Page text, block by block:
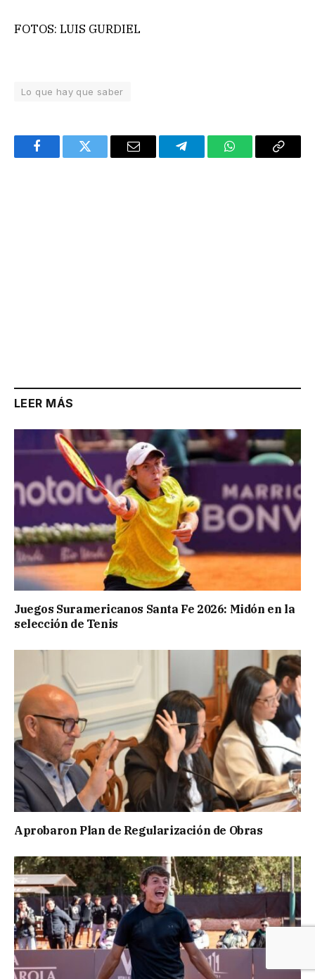
FOTOS: LUIS GURDIEL
Lo que hay que saber
FacebookTwitter Email TelegramWhatsAppCopy
LEER MÁS
Juegos Suramericanos Santa Fe 2026: Midón en la
selección de Tenis
Aprobaron Plan de Regularización de Obras